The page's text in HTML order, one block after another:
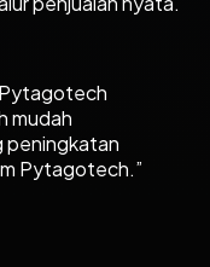
mudah
peningkatan
Pytagotech.”